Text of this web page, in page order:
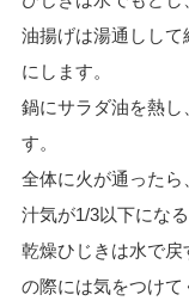
油揚げは湯通しし
にします。
鍋にサラダ油を熱
す。
全体に火が通ったら
汁気が1/3以下にな
乾燥ひじきは水で
の際には気をつけ